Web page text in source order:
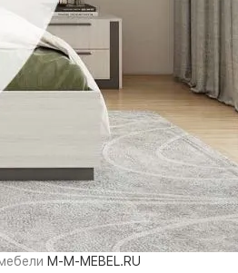
M-M-MEBEL.RU